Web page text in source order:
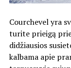
Courchevel yra
turite prieigą
didžiausios
kalbama apie